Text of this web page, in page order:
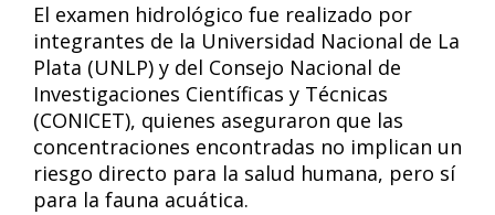
El examen hidrológico fue realizado por
integrantes de la Universidad Nacional de La
Plata (UNLP) y del Consejo Nacional de
Investigaciones Científicas y Técnicas
(CONICET), quienes aseguraron que las
concentraciones encontradas no implican un
riesgo directo para la salud humana, pero sí
para la fauna acuática.